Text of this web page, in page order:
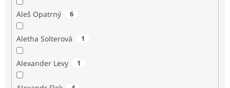
Aleš Opatrný 6
Aletha Solterová 1
Alexander Levy 1